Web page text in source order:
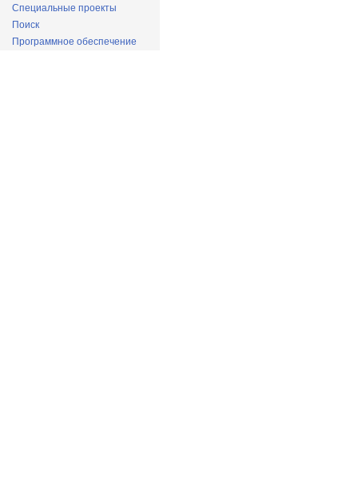
Специальные проекты
Поиск
Программное обеспечение